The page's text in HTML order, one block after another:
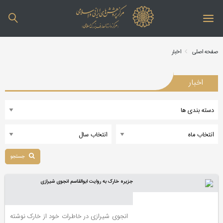
صفحه اصلی اخبار
اخبار
جزیره خارک به روایت ابوالقاسم انجوی شیرازی
انجوی شیرازی در خاطرات خود از خارک نوشته